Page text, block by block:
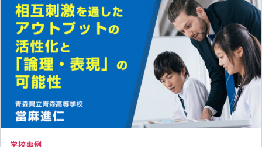
学校事例